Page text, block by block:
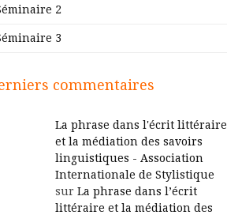
2
3
commentaires
La phrase dans l'écrit littéraire
et la médiation des savoirs
linguistiques - Association
Internationale de Stylistique
sur La phrase dans l’écrit
littéraire et la médiation des